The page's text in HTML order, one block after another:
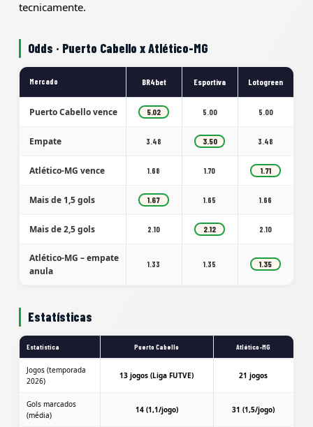
tecnicamente.
Odds · Puerto Cabello x Atlético-MG
Mercado BR4bet Esportiva Lotogreen
Puerto Cabello vence 5.02 5.00 5.00
Empate 3.48 3.50 3.48
Atlético-MG vence 1.68 1.70 1.71
Mais de 1,5 gols 1.67 1.65 1.66
Mais de 2,5 gols 2.10 2.12 2.10
Atlético-MG – empate
anula
1.33 1.35 1.35
Estatísticas
Estatística Puerto Cabello Atlético-MG
Jogos (temporada
2026)
13 jogos (Liga FUTVE) 21 jogos
Gols marcados
(média)
14 (1,1/jogo) 31 (1,5/jogo)